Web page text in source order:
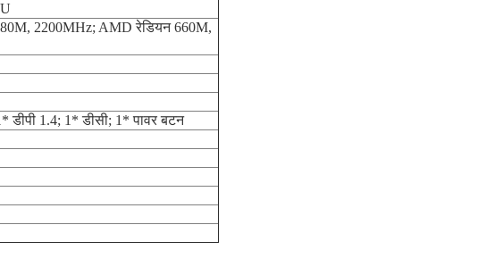
2200MHz; AMD रेडियन 660M,
1.4; 1* डीसी; 1* पावर बटन